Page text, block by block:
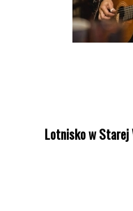
Lotnisko w Starej